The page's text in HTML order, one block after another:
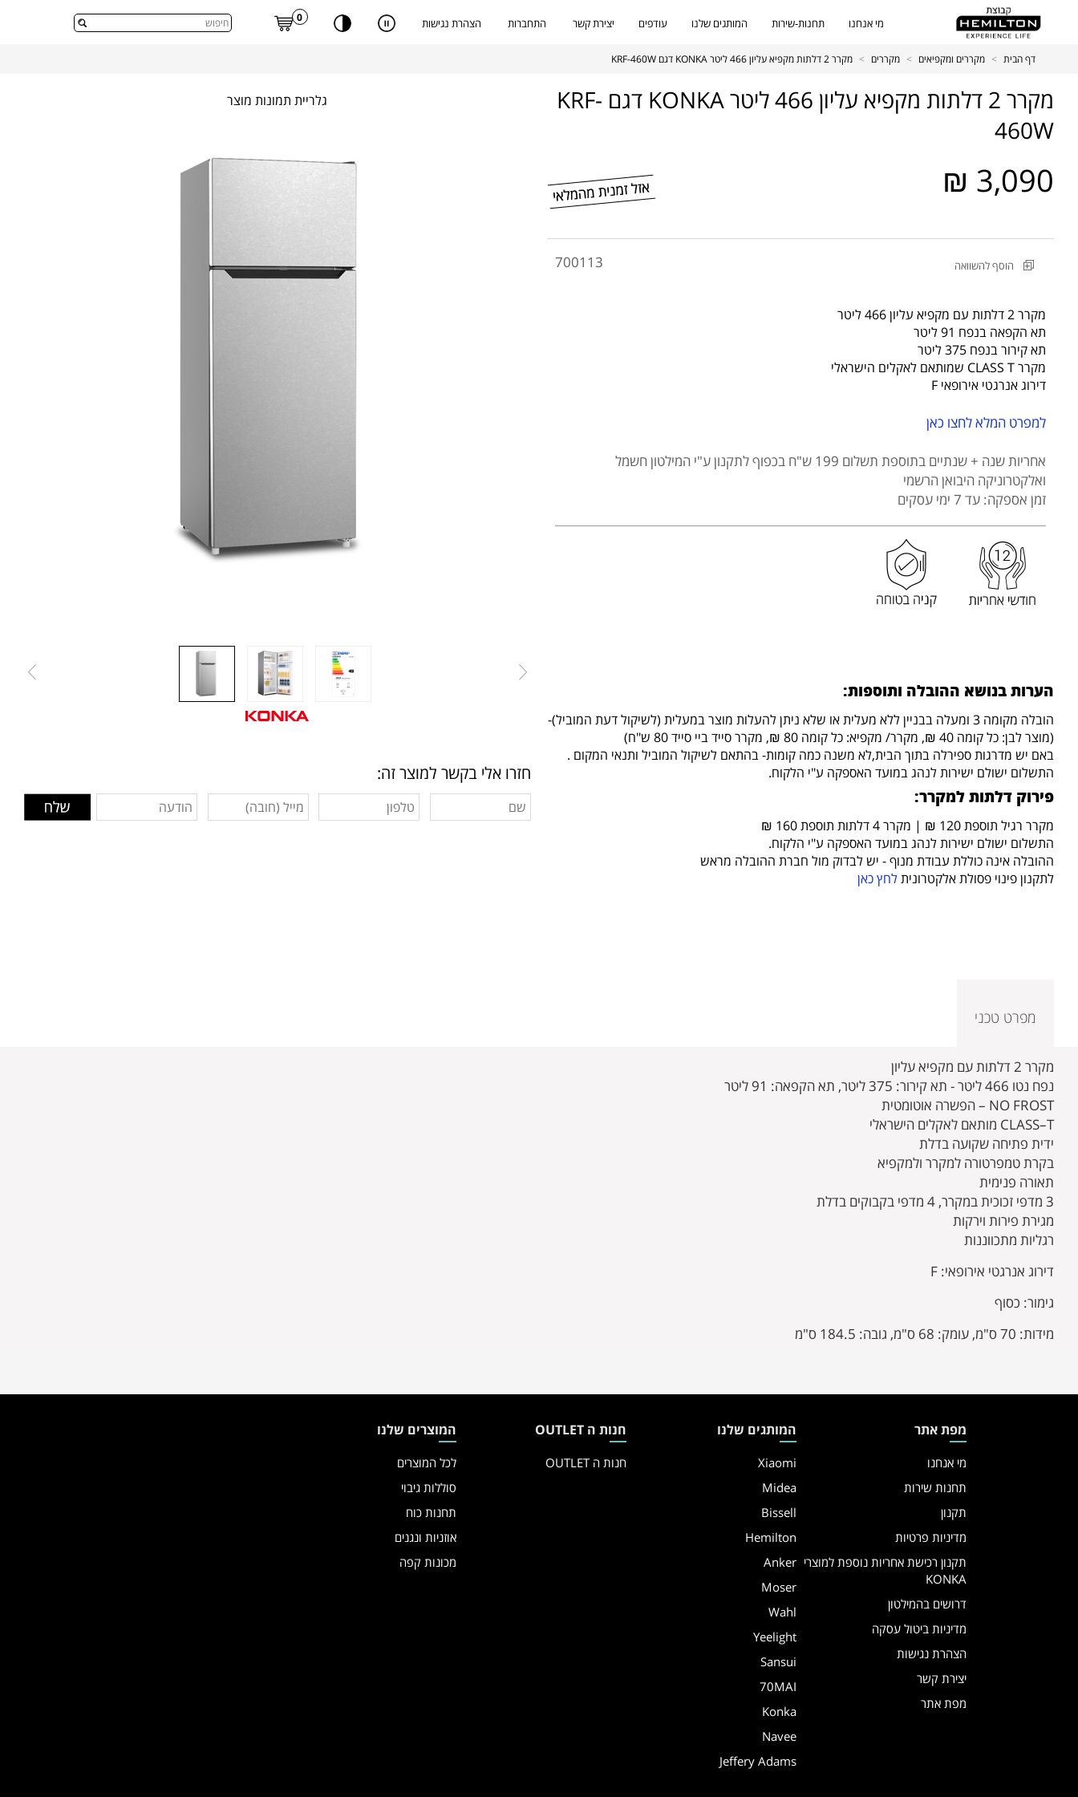
דלג לתוכן העמוד
מי אנחנו תחנות-שירות המותגים שלנו עודפים יצירת קשר התחברות הצהרת נגישות 0
דף הבית > מקררים ומקפיאים > מקררים > מקרר 2 דלתות מקפיא עליון 466 ליטר KONKA דגם KRF-460W
מקרר 2 דלתות מקפיא עליון 466 ליטר KONKA דגם KRF-
460W
3,090 ₪
700113
מקט
הוסף להשוואה
2
דלתות
מקפיא
עליון
466
KONKA
KRF-
460W
מקרר 2 דלתות עם מקפיא עליון 466 ליטר
תא הקפאה בנפח 91 ליטר
תא קירור בנפח 375 ליטר
מקרר CLASS T שמותאם לאקלים הישראלי
דירוג אנרגטי אירופאי F
למפרט המלא לחצו כאן
אחריות שנה + שנתיים בתוספת תשלום 199 ש"ח בכפוף לתקנון
ע"י המילטון חשמל
ואלקטרוניקה היבואן הרשמי
זמן אספקה: עד 7 ימי עסקים
הערות בנושא ההובלה ותוספות:
הובלה מקומה 3 ומעלה בבניין ללא מעלית או שלא ניתן להעלות מוצר במעלית (לשיקול דעת המוביל)-
(מוצר לבן: כל קומה 40 ₪, מקרר/ מקפיא: כל קומה 80 ₪, מקרר סייד ביי סייד 80 ש"ח)
באם יש מדרגות ספירלה בתוך הבית,לא משנה כמה קומות- בהתאם לשיקול המוביל ותנאי המקום .
התשלום ישולם ישירות לנהג במועד האספקה ע"י הלקוח.
פירוק דלתות למקרר:
מקרר רגיל תוספת 120 ₪ | מקרר 4 דלתות תוספת 160 ₪
התשלום ישולם ישירות לנהג במועד האספקה ע"י הלקוח.
ההובלה אינה כוללת עבודת מנוף - יש לבדוק מול חברת ההובלה מראש
לתקנון פינוי פסולת אלקטרוניתלחץ כאן
גלריית תמונות מוצר
חזרו אלי בקשר למוצר זה:
מפרט טכני
מקרר 2 דלתות עם מקפיא עליון
נפח נטו 466 ליטר - תא קירור: 375 ליטר, תא הקפאה: 91 ליטר
NO FROST – הפשרה אוטומטית
CLASS–T מותאם לאקלים הישראלי
ידית פתיחה שקועה בדלת
בקרת טמפרטורה למקרר ולמקפיא
תאורה פנימית
3 מדפי זכוכית במקרר, 4 מדפי בקבוקים בדלת
מגירת פירות וירקות
רגליות מתכווננות
דירוג אנרגטי אירופאי: F
גימור: כסוף
מידות: 70 ס"מ, עומק: 68 ס"מ, גובה: 184.5 ס"מ
מפת אתר
מי אנחנו
תחנות שירות
תקנון
מדיניות פרטיות
תקנון רכישת אחריות נוספת למוצרי
KONKA
דרושים בהמילטון
מדיניות ביטול עסקה
הצהרת נגישות
יצירת קשר
מפת אתר
המותגים שלנו
Xiaomi
Midea
Bissell
Hemilton
Anker
Moser
Wahl
Yeelight
Sansui
70MAI
Konka
Navee
Jeffery Adams
חנות ה OUTLET
חנות ה OUTLET
המוצרים שלנו
לכל המוצרים
סוללות גיבוי
תחנות כוח
אוזניות ונגנים
מכונות קפה